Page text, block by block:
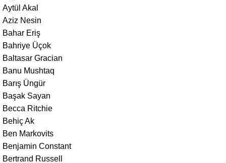
Aytül Akal
Aziz Nesin
Bahar Eriş
Bahriye Üçok
Baltasar Gracian
Banu Mushtaq
Barış Üngür
Başak Sayan
Becca Ritchie
Behiç Ak
Ben Markovits
Benjamin Constant
Bertrand Russell